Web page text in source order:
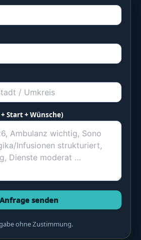
Start + Wünsche)
Anfrage senden
ohne Zustimmung.